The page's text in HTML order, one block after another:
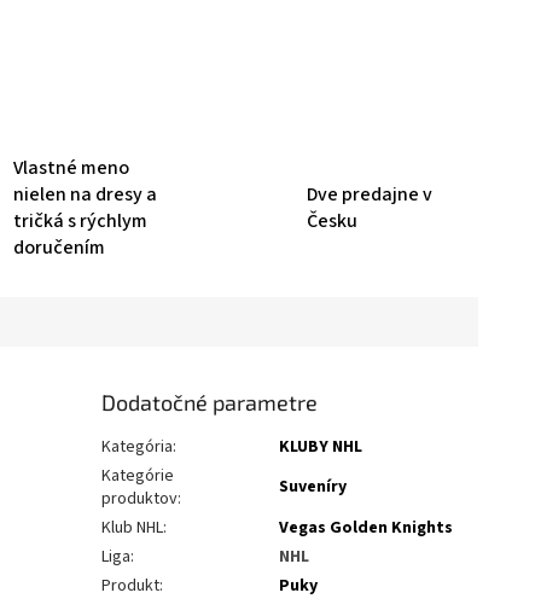
Vlastné meno
nielen na dresy a
tričká s rýchlym
doručením
Dve predajne v
Česku
Dodatočné parametre
Kategória:
KLUBY NHL
Kategórie
produktov:
Suveníry
Klub NHL:
Vegas Golden Knights
Liga:
NHL
Produkt: Puky